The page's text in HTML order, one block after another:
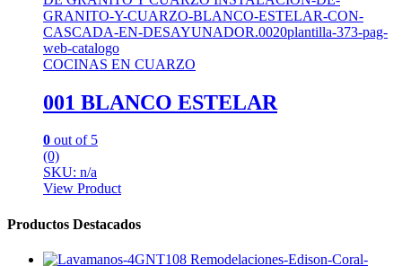
COCINAS EN CUARZO
001 BLANCO ESTELAR
0 out of 5
(0)
SKU: n/a
View Product
Productos Destacados